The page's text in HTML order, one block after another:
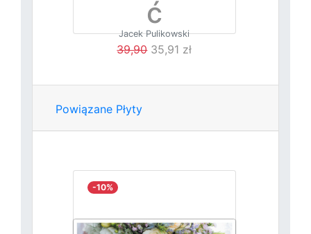
ć
małżeńst
wo
Jacek Pulikowski
39,9035,91 zł
Powiązane Płyty
-10%